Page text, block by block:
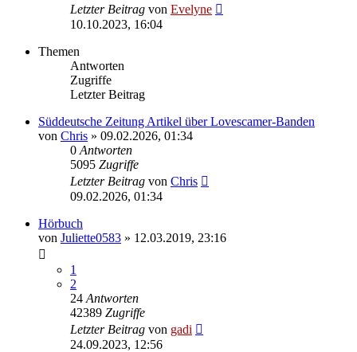
Letzter Beitrag von Evelyne
10.10.2023, 16:04
Themen
Antworten
Zugriffe
Letzter Beitrag
Süddeutsche Zeitung Artikel über Lovescamer-Banden
von Chris » 09.02.2026, 01:34
0 Antworten
5095 Zugriffe
Letzter Beitrag von Chris
09.02.2026, 01:34
Hörbuch
von Juliette0583 » 12.03.2019, 23:16
1
2
24 Antworten
42389 Zugriffe
Letzter Beitrag von gadi
24.09.2023, 12:56